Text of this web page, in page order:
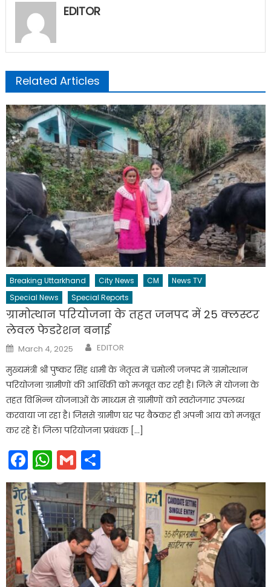
EDITOR
Related Articles
Breaking Uttarkhand City News CM
News TV
Special News
Special Reports
ग्रामोत्थान परियोजना के तहत जनपद में 25 क्लस्टर
लेवल फेडरेशन बनाई
Posted
on
March 4, 2025 Author
EDITOR
मुख्यमंत्री श्री पुष्कर सिंह धामी के नेतृत्व में चमोली जनपद में ग्रामोत्थान
परियोजना ग्रामीणों की आर्थिकी को मजबूत कर रही है। जिले में योजना के
तहत विभिन्न योजनाओं के माध्यम से ग्रामीणों को स्वरोजगार उपलब्ध
करवाया जा रहा है। जिससे ग्रामीण घर पर बैठकर ही अपनी आय को मजबूत
कर रहे हैं। जिला परियोजना प्रबंधक […]
Facebook
WhatsApp
Gmail